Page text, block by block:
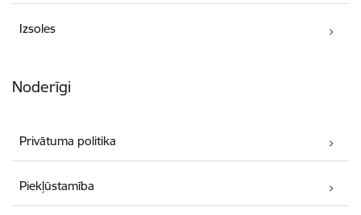
Izsoles
Noderīgi
Privātuma politika
Piekļūstamība